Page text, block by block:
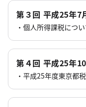
第３回 平成25年7
・個人所得課税につ
第４回 平成25年
・平成25年度東京都